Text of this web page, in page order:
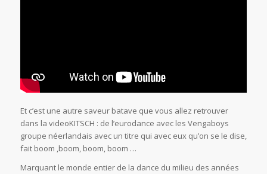
Et c’est une autre saveur batave que vous allez retrouver
dans la videoKITSCH : de l’eurodance avec les Vengaboys
groupe néerlandais avec un titre qui avec eux qu’on se le dise,
fait boom ,boom, boom, boom …
Marquant le monde entier de la dance du milieu des années